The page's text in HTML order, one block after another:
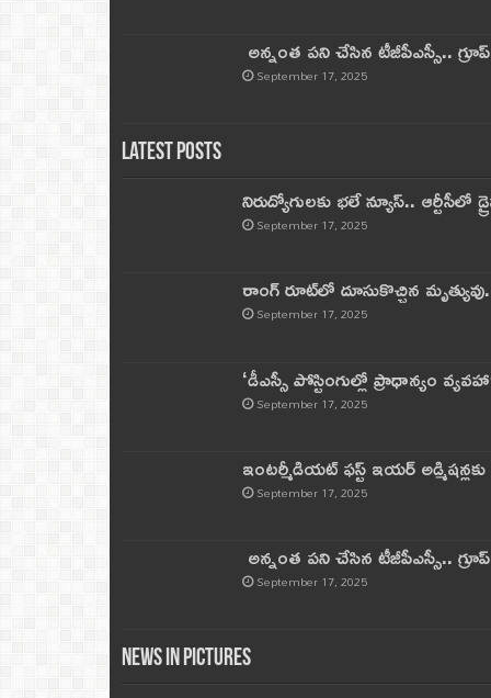
అన్నంత పని చేసిన టీజీపీఎస్సీ..
September 17, 2025
Latest Posts
నిరుద్యోగులకు భలే న్యూస్.. ఆర్టీసీలో
September 17, 2025
రాంగ్ రూట్‌లో దూసుకొచ్చిన
September 17, 2025
‘డీఎస్సీ పోస్టింగుల్లో ప్రాధాన్యం
September 17, 2025
ఇంటర్మీడియట్ ఫస్ట్‌ ఇయర్‌
September 17, 2025
అన్నంత పని చేసిన టీజీపీఎస్సీ..
September 17, 2025
News in Pictures